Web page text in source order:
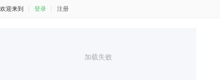
欢迎来到 登录 注册
加载失败